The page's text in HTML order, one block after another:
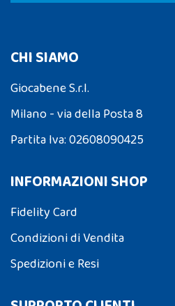
CHI SIAMO
Giocabene S.r.l.
Milano - via della Posta 8
Partita Iva: 02608090425
INFORMAZIONI SHOP
Fidelity Card
Condizioni di Vendita
Spedizioni e Resi